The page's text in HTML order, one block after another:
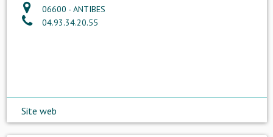
06600 - ANTIBES
04.93.34.20.55
Site web